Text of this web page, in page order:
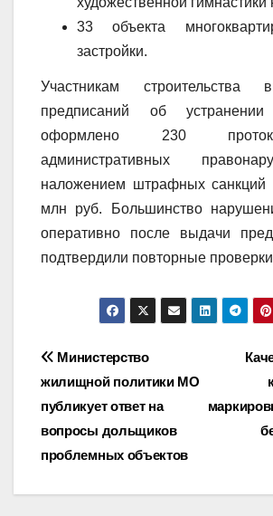
33 объекта
застройки.
Участникам строительства
предписаний об
оформлено 230
административных
наложением штрафных санкций
млн руб. Большинство
оперативно после выдачи
подтвердили повторные
Навигация
по
записям
Министерство
жилищной политики МО
публикует ответ на
вопросы дольщиков
проблемных объектов